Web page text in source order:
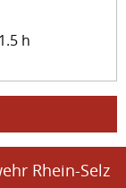
h
Rhein-Selz